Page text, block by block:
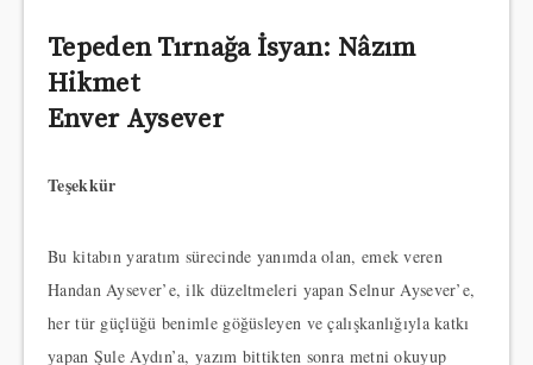
Tepeden Tırnağa İsyan: Nâzım
Hikmet
Enver Aysever
Teşekkür
Bu kitabın yaratım sürecinde yanımda olan, emek veren
Handan Aysever’e, ilk düzeltmeleri yapan Selnur Aysever’e,
her tür güçlüğü benimle göğüsleyen ve çalışkanlığıyla katkı
yapan Şule Aydın’a, yazım bittikten sonra metni okuyup